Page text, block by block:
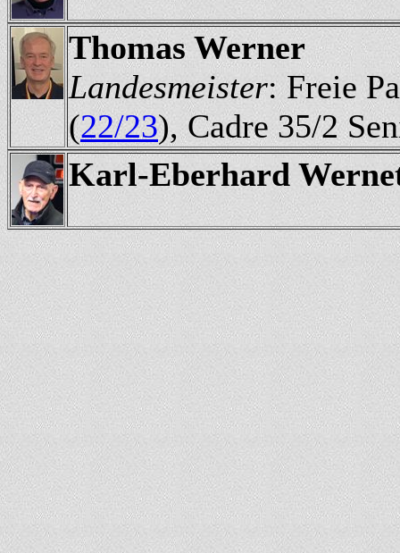
Thomas Werner
Landesmeister: Freie
(22/23), Cadre 35/2
Karl-Eberhard